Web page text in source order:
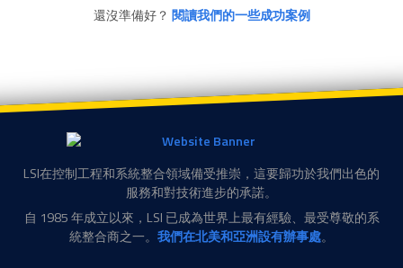
還沒準備好？ 閱讀我們的一些成功案例
LSI在控制工程和系統整合領域備受推崇，這要歸功於我們出色的
服務和對技術進步的承諾。
自 1985 年成立以來，LSI 已成為世界上最有經驗、最受尊敬的系
統整合商之一。 我們在北美和亞洲設有辦事處。